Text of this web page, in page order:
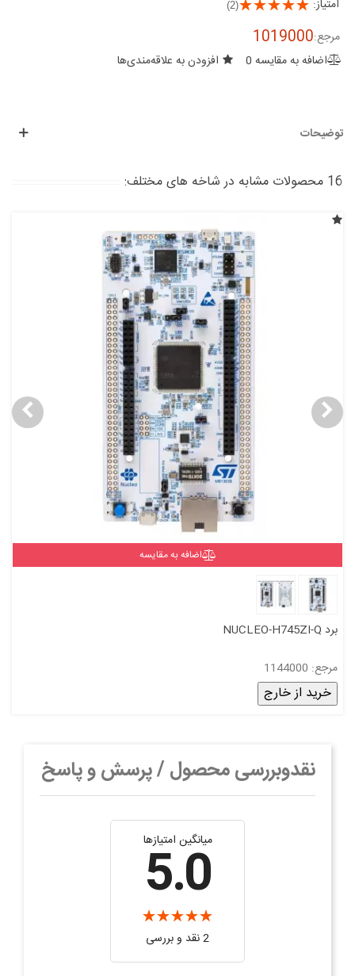
امتیاز: (2)
مرجع:1019000
اضافه به مقایسه 0 افزودن به علاقه‌مندی‌ها
توضیحات
16 محصولات مشابه در شاخه های مختلف:
اضافه به مقایسه
برد NUCLEO-H745ZI-Q
مرجع: 1144000
خرید از خارج
نقدوبررسی محصول / پرسش و پاسخ
میانگین امتیازها
5.0
2 نقد و بررسی‌‌